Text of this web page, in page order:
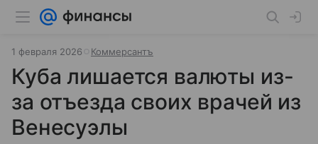
1 февраля 2026 Коммерсантъ
Куба лишается валюты из-
за отъезда своих врачей из
Венесуэлы